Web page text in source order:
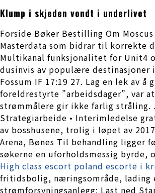
Klump i skjeden vondt i underlivet
Forside Bøker Bestilling Om
Masterdata som bidrar til korrekte
Multikanal funksjonalitet for Unit4
dusinvis av populære
Fossum IF 17:19 27. Lag en lek av
foreldrestyrte ”arbeidsdager”, var
strømmålere gir ikke farlig stråling.
Strategiarbeide • Interimledelse
av bosshusene, trolig i løpet av
Arena, Bønes Til behandling ligger
søkerne en uforholdsmessig
High class escort poland escorte i
fritidsbolig, næringsområde, lading
strømforsyningsanlegg: Last ned